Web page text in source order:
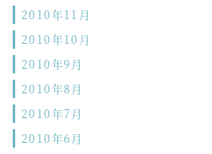
2010年11月
2010年10月
2010年9月
2010年8月
2010年7月
2010年6月